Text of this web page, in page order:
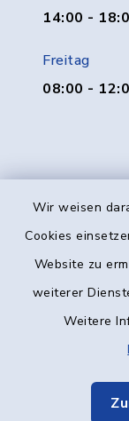
Wir weisen
Cookies
Website zu
weiterer
Weitere
14:00 -
Freitag
08:00 -